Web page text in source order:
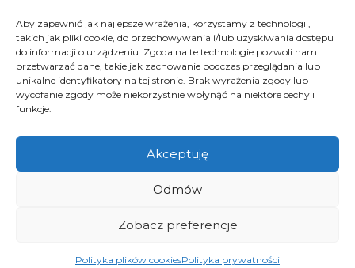
Aby zapewnić jak najlepsze wrażenia, korzystamy z technologii,
takich jak pliki cookie, do przechowywania i/lub uzyskiwania dostępu
do informacji o urządzeniu. Zgoda na te technologie pozwoli nam
przetwarzać dane, takie jak zachowanie podczas przeglądania lub
unikalne identyfikatory na tej stronie. Brak wyrażenia zgody lub
wycofanie zgody może niekorzystnie wpłynąć na niektóre cechy i
funkcje.
Akceptuję
Odmów
Zobacz preferencje
Polityka plików cookiesPolityka prywatności
Produkty
Rozwiązania dla przemysłu oponiarskiego
Rozwiązania dla transportu i logistyki
Rozwiązania dla przemysłu motoryzacyjnego